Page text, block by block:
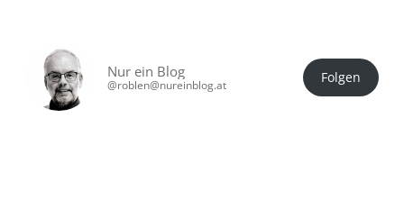
Nur ein Blog
@roblen@nureinblog.at Folgen